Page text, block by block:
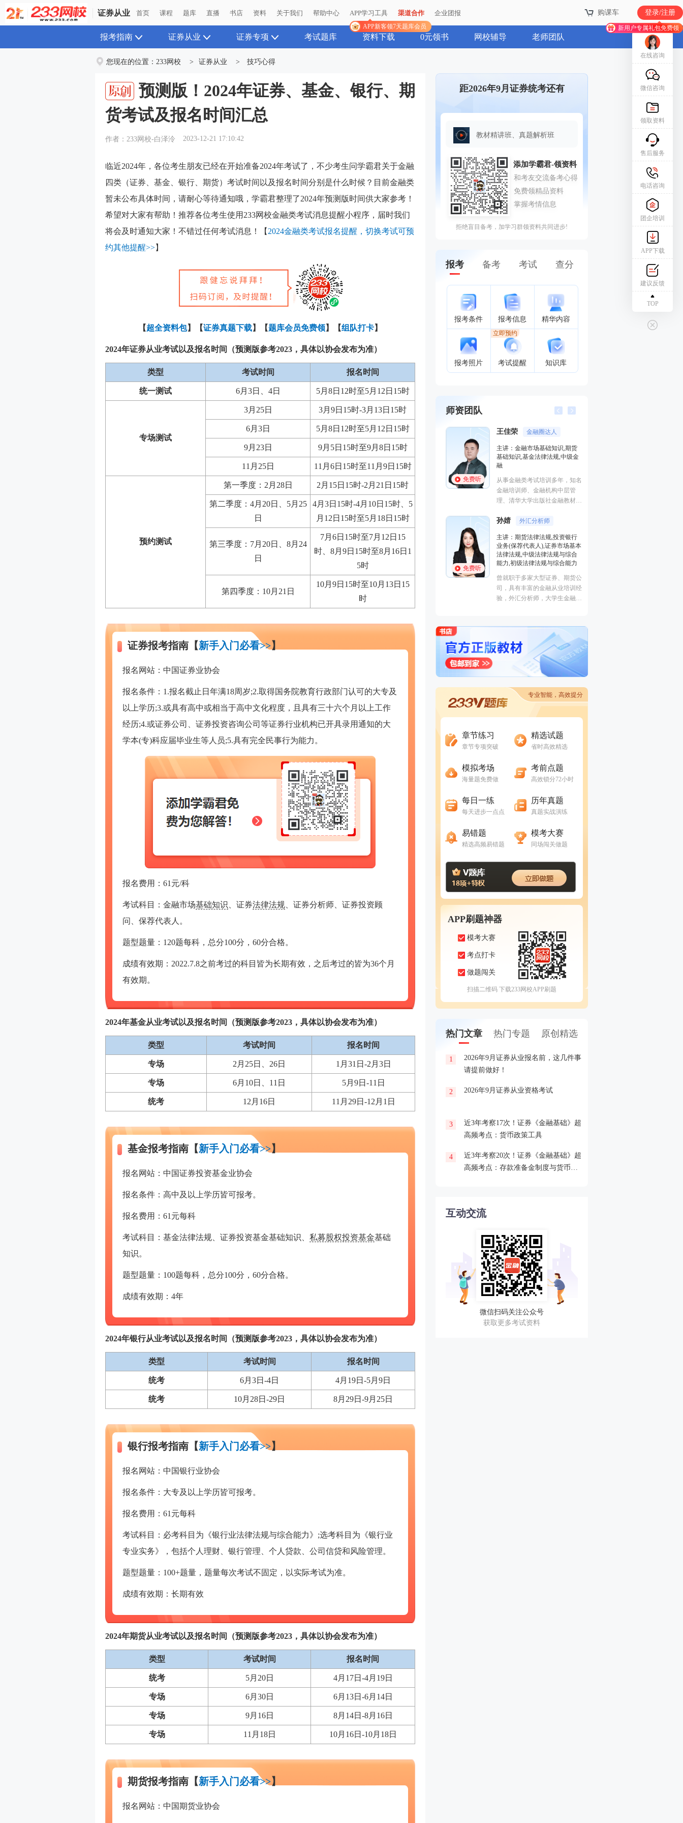
证券从业 首页 课程 题库 直播 书店 资料 关于我们 帮助中心 APP学习工具
APP新客领7天题库会员
渠道合作 企业团报 购课车 登录/注册
新用户专属礼包免费领
报考指南 证券从业 证券专项 考试题库 资料下载 0元领书 网校辅导 老师团队
您现在的位置： 233网校 > 证券从业 > 技巧心得
预测版！2024年证券、基金、银行、期
货考试及报名时间汇总
作者：233网校-白泽泠 2023-12-21 17:10:42
临近2024年，各位考生朋友已经在开始准备2024年考试了，不少考生问学霸君关于金融
四类（证券、基金、银行、期货）考试时间以及报名时间分别是什么时候？目前金融类
暂未公布具体时间，请耐心等待通知哦，学霸君整理了2024年预测版时间供大家参考！
希望对大家有帮助！推荐各位考生使用233网校金融类考试消息提醒小程序，届时我们
将会及时通知大家！不错过任何考试消息！【 2024金融类考试报名提醒，切换考试可预
约其他提醒>>】
【超全资料包】【证券真题下载】 【题库会员免费领】【组队打卡】
2024年证券从业考试以及报名时间（预测版参考2023，具体以协会发布为准）
类型 考试时间 报名时间
统一测试 6月3日、4日 5月8日12时至5月12日15时
专场测试
3月25日 3月9日15时-3月13日15时
6月3日 5月8日12时至5月12日15时
9月23日 9月5日15时至9月8日15时
11月25日 11月6日15时至11月9日15时
预约测试
第一季度：2月28日 2月15日15时-2月21日15时
第二季度：4月20日、5月25
日
4月3日15时-4月10日15时、5
月12日15时至5月18日15时
第三季度： 7月20日、8月24
日
7月6日15时至7月12日15
时、8月9日15时至8月16日1
5时
第四季度： 10月21日
10月9日15时至10月13日15
时
证券报考指南【新手入门必看>>】
报名网站：中国证券业协会
报名条件：1.报名截止日年满18周岁;2.取得国务院教育行政部门认可的大专及
以上学历;3.或具有高中或相当于高中文化程度，且具有三十六个月以上工作
经历;4.或证券公司、证券投资咨询公司等证券行业机构已开具录用通知的大
学本(专)科应届毕业生等人员;5.具有完全民事行为能力。
报名费用：61元/科
考试科目：金融市场基础知识 、证券法律法规 、证券分析师、证券投资顾
问、保荐代表人。
题型题量：120题每科，总分100分，60分合格。
成绩有效期：2022.7.8之前考过的科目皆为长期有效，之后考过的皆为36个月
有效期。
2024年基金从业考试以及报名时间（预测版参考2023，具体以协会发布为准）
类型 考试时间 报名时间
专场 2月25日、26日 1月31日-2月3日
专场 6月10日、11日 5月9日-11日
统考 12月16日 11月29日-12月1日
基金报考指南【新手入门必看>>】
报名网站：中国证券投资基金业协会
报名条件：高中及以上学历皆可报考。
报名费用：61元每科
考试科目：基金法律法规、证券投资基金基础知识、 私募股权投资基金基础
知识。
题型题量：100题每科，总分100分，60分合格。
成绩有效期：4年
2024年银行从业考试以及报名时间（预测版参考2023，具体以协会发布为准）
类型 考试时间 报名时间
统考 6月3日-4日 4月19日-5月9日
统考 10月28日-29日 8月29日-9月25日
银行报考指南【新手入门必看>>】
报名网站：中国银行业协会
报名条件：大专及以上学历皆可报考。
报名费用：61元每科
考试科目：必考科目为《银行业法律法规与综合能力》;选考科目为《银行业
专业实务》，包括个人理财、银行管理、个人贷款、公司信贷和风险管理。
题型题量：100+题量，题量每次考试不固定，以实际考试为准。
成绩有效期：长期有效
2024年期货从业考试以及报名时间（预测版参考2023，具体以协会发布为准）
类型 考试时间 报名时间
统考 5月20日 4月17日-4月19日
专场 6月30日 6月13日-6月14日
专场 9月16日 8月14日-8月16日
专场 11月18日 10月16日-10月18日
期货报考指南【新手入门必看>>】
报名网站：中国期货业协会
距2026年9月证券统考还有
教材精讲班、真题解析班
拒绝盲目备考，加学习群领资料共同进步!
报考 备考 考试 查分
报考条件 报考信息 精华内容
报考照片 考试提醒
立即预约
知识库
师资团队
金融圈达人
主讲：金融市场基础知识,期货
基础知识,基金法律法规,中级金
从事金融类考试培训多年，知名
金融培训师、金融机构中层管
理、清华大学出版社金融教材副
心特聘讲师。人称金融类培训界
主讲：期货法律法规,投资银行
业务(保荐代表人),证券市场基本
法律法规,中级法律法规与综合
能力,初级法律法规与综合能力
曾就职于多家大型证券、期货公
司，具有丰富的金融从业培训经
验，外汇分析师，大学生金融交
免费听
主讲：证券投资顾问业务,发布
证券研究报告业务(证券分析师),
经济学硕士、金融培训高级讲
师，李泽瑞老师从事金融类考证
学员称被讲课耽误的“德云社”编
外弟子。
免费听
主讲：金融市场基础知识,期货
基础知识,基金法律法规,中级金
融
从事金融类考试培训多年，知名
金融培训师、金融机构中层管
理、清华大学出版社金融教材副
的“一哥”。
专业智能，高效提分
章节练习
章节专项突破
精选试题
省时高效精选
模拟考场
海量题免费做
考前点题
高效锁分72小时
每日一练
每天进步一点点
历年真题
真题实战演练
易错题
精选高频易错题
模考大赛
同场闯关做题
APP刷题神器
模考大赛
考点打卡
做题闯关
扫描二维码 下载233网校APP刷题
热门文章 热门专题 原创精选
1
2026年9月证券从业报名前，这几件事
请提前做好！
2 2026年9月证券从业资格考试
3
近3年考察17次！证券《金融基础》超
高频考点：货币政策工具
4
近3年考察20次！证券《金融基础》超
高频考点：存款准备金制度与货币乘
互动交流
微信扫码关注公众号
获取更多考试资料
在线咨询
微信咨询
领取资料
售后服务
电话咨询
团企培训
APP下载
建议反馈
TOP